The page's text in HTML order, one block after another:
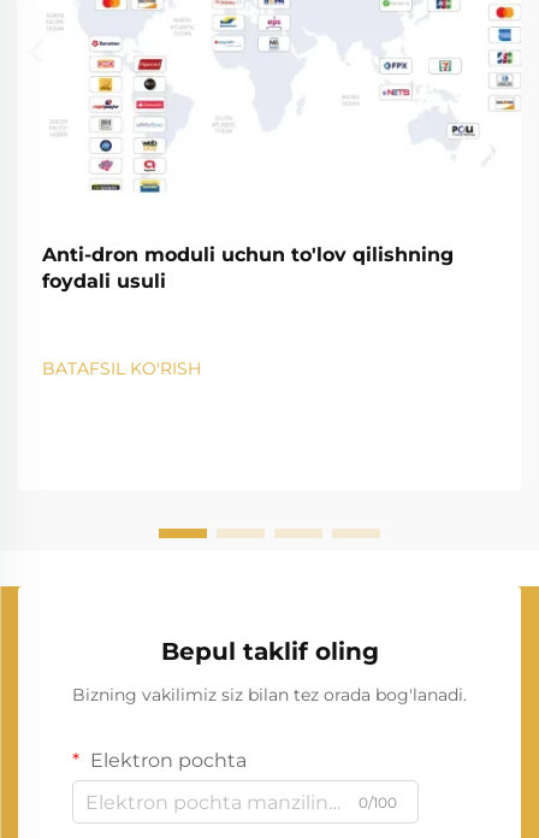
Anti-dron moduli uchun to'lov qilishning
foydali usuli
BATAFSIL KO'RISH
Bepul taklif oling
Bizning vakilimiz siz bilan tez orada bog'lanadi.
Elektron pochta
0/100